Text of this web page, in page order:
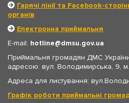
Гарячі лінії та Facebook-
органів
Електронна приймальня
E-mail: hotline
dmsu.gov.ua
Приймальня громадян ДМС
адресою: вул. Володимирська, 9, м.
Адреса для листування:
Графік роботи приймальні